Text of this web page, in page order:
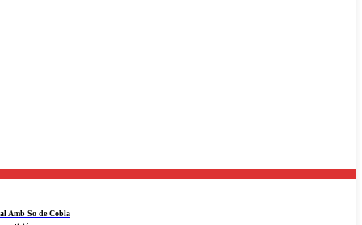
Amb So de Cobla